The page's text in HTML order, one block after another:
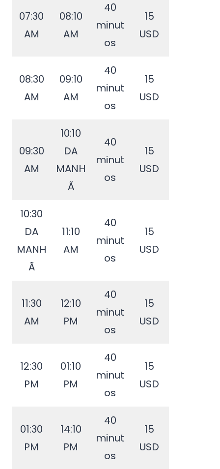
07:30
AM
08:10
AM
40
minut
os
15
USD
08:30
AM
09:10
AM
40
minut
os
15
USD
09:30
AM
10:10
DA
MANH
Ã
40
minut
os
15
USD
10:30
DA
MANH
Ã
11:10
AM
40
minut
os
15
USD
11:30
AM
12:10
PM
40
minut
os
15
USD
12:30
PM
01:10
PM
40
minut
os
15
USD
01:30
PM
14:10
PM
40
minut
os
15
USD